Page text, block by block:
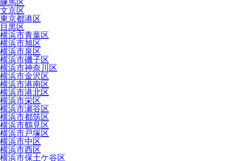
練馬区
文京区
東京都港区
目黒区
横浜市青葉区
横浜市旭区
横浜市泉区
横浜市磯子区
横浜市神奈川区
横浜市金沢区
横浜市港南区
横浜市港北区
横浜市栄区
横浜市瀬谷区
横浜市都筑区
横浜市鶴見区
横浜市戸塚区
横浜市中区
横浜市西区
横浜市保土ケ谷区